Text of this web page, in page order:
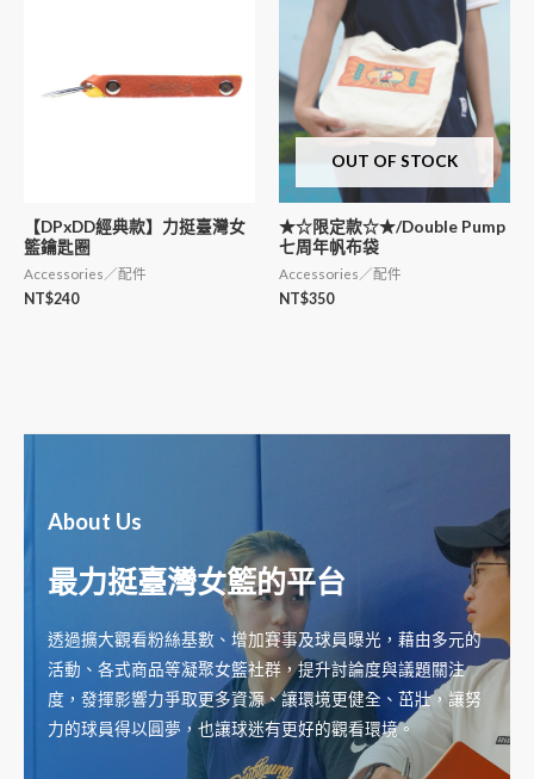
【DPxDD經典款】力挺臺灣女
籃鑰匙圈
Accessories／配件
NT$240
OUT OF STOCK
★☆限定款☆★/Double Pump
七周年帆布袋
Accessories／配件
NT$350
About Us
最力挺臺灣女籃的平台
透過擴大觀看粉絲基數、增加賽事及球員曝光，藉由多元的
活動、各式商品等凝聚女籃社群，提升討論度與議題關注
度，發揮影響力爭取更多資源、讓環境更健全、茁壯，讓努
力的球員得以圓夢，也讓球迷有更好的觀看環境。